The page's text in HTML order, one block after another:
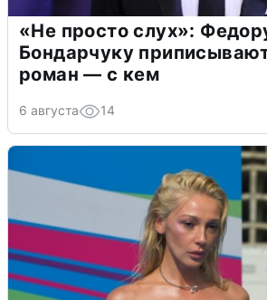
«Не просто слух»:
Бондарчуку
роман — с кем
6 августа 14